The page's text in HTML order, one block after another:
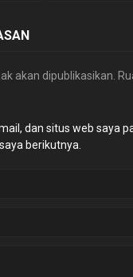
akan dipublikasikan.
dan situs web saya
berikutnya.